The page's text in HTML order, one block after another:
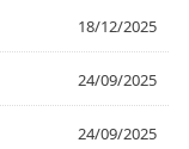
18/12/2025
24/09/2025
24/09/2025